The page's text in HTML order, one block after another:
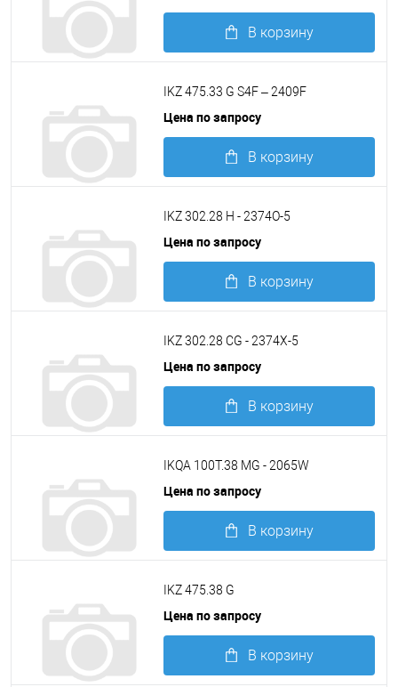
В корзину
IKZ 475.33 G S4F – 2409F
Цена по запросу
В корзину
IKZ 302.28 H - 2374O-5
Цена по запросу
В корзину
IKZ 302.28 CG - 2374X-5
Цена по запросу
В корзину
IKQA 100T.38 MG - 2065W
Цена по запросу
В корзину
IKZ 475.38 G
Цена по запросу
В корзину